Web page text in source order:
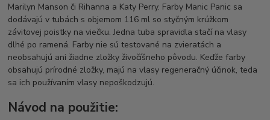
Marilyn Manson či Rihanna a Katy Perry. Farby Manic Panic sa
dodávajú v tubách s objemom 116 ml so styčným krúžkom
závitovej poistky na viečku. Jedna tuba spravidla stačí na vlasy
dlhé po ramená. Farby nie sú testované na zvieratách a
neobsahujú ani žiadne zložky živočíšneho pôvodu. Keďže farby
obsahujú prírodné zložky, majú na vlasy regeneračný účinok, teda
sa ich používaním vlasy nepoškodzujú.
Návod na použitie: